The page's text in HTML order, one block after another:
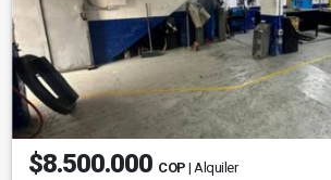
$8.500.000 COP | Alquiler